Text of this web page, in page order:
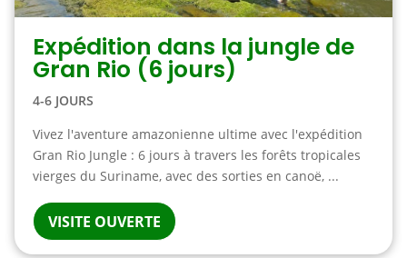
Expédition dans la jungle de
Gran Rio (6 jours)
4-6 JOURS
Vivez l'aventure amazonienne ultime avec l'expédition
Gran Rio Jungle : 6 jours à travers les forêts tropicales
vierges du Suriname, avec des sorties en canoë, ...
VISITE OUVERTE